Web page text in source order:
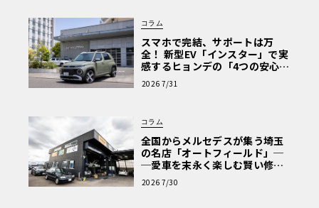
コラム
スマホで完結、サポートは万
全！ 新型EV「インスター」で実
感するヒョンデの「4つの安心」
【第1回・ヒョンデ6つの疑問：
Why? Hyundai?】〈PR〉
2026 7/31
コラム
全国からメルセデスが集う埼玉
の名店「オートフィールド」─
─愛車を末永く楽しむ賢い修理
術と、プロがフックス製オイル
を選ぶ理由〈PR〉
2026 7/30